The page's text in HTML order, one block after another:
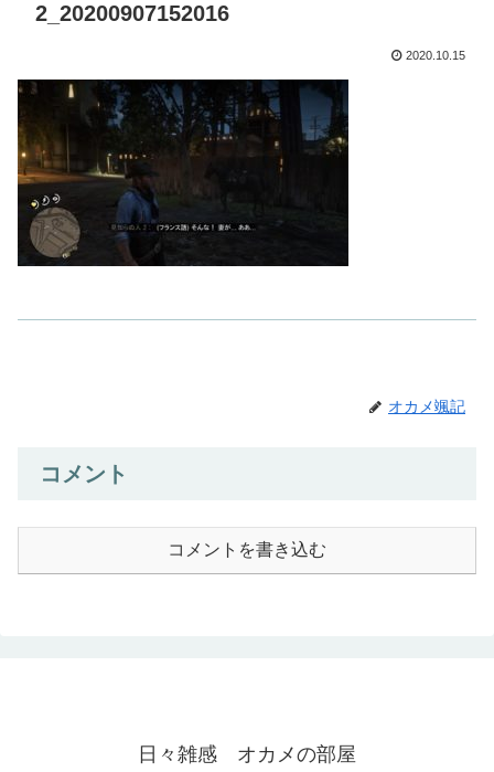
2_20200907152016
2020.10.15
オカメ颯記
コメント
コメントを書き込む
日々雑感 オカメの部屋